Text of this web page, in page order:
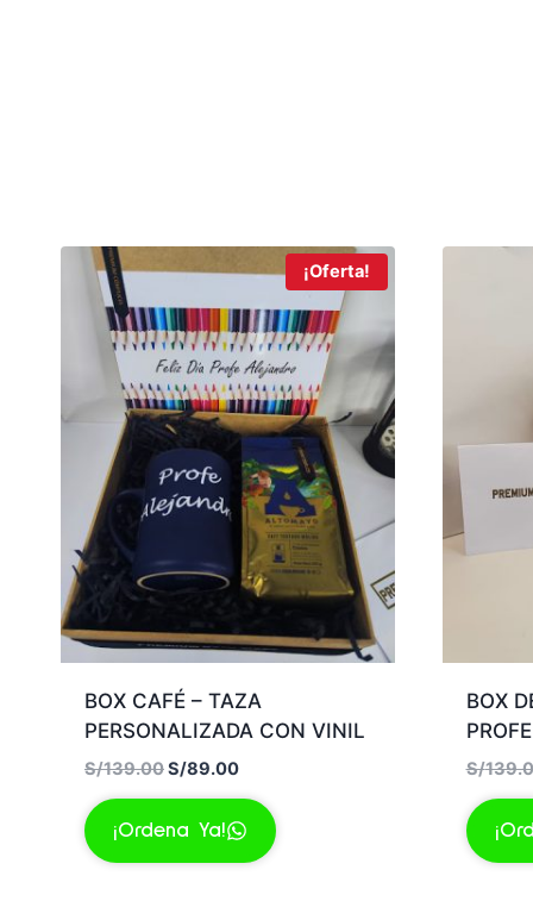
¡Oferta!
BOX CAFÉ – TAZA
PERSONALIZADA CON VINIL
S/139.00El
precio
original
S/89.00El
precio
actual
¡Ordena Ya!
BOX
PROFE
S/